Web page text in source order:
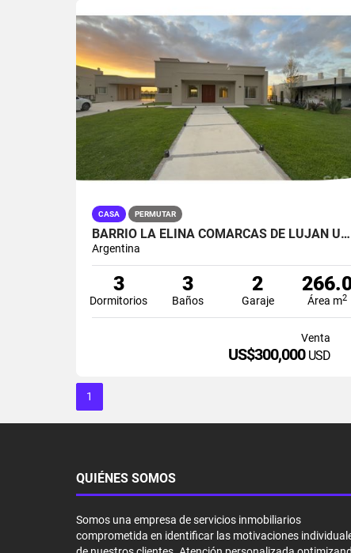
CASA PERMUTAR
BARRIO LA ELINA COMARCAS DE LUJAN UF 130
Argentina
3
Dormitorios
3
Baños
2
Garaje Área m2
Venta
US$300,000 USD
1
QUIÉNES SOMOS
Somos una empresa de servicios inmobiliarios
comprometida en identificar las motivaciones